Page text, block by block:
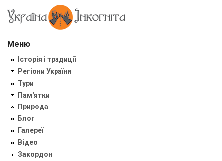
Меню
Історія і традиції
Регіони України
Тури
Пам'ятки
Природа
Блог
Галереї
Відео
Закордон